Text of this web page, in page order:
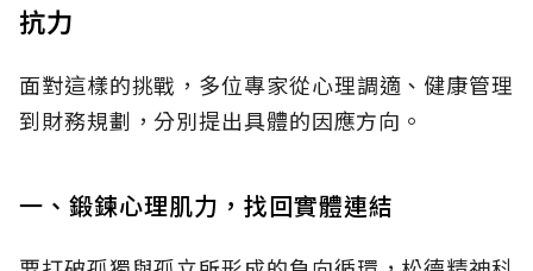
抗力
面對這樣的挑戰，多位專家從心理調適、健康管理
到財務規劃，分別提出具體的因應方向。
一、鍛鍊心理肌力，找回實體連結